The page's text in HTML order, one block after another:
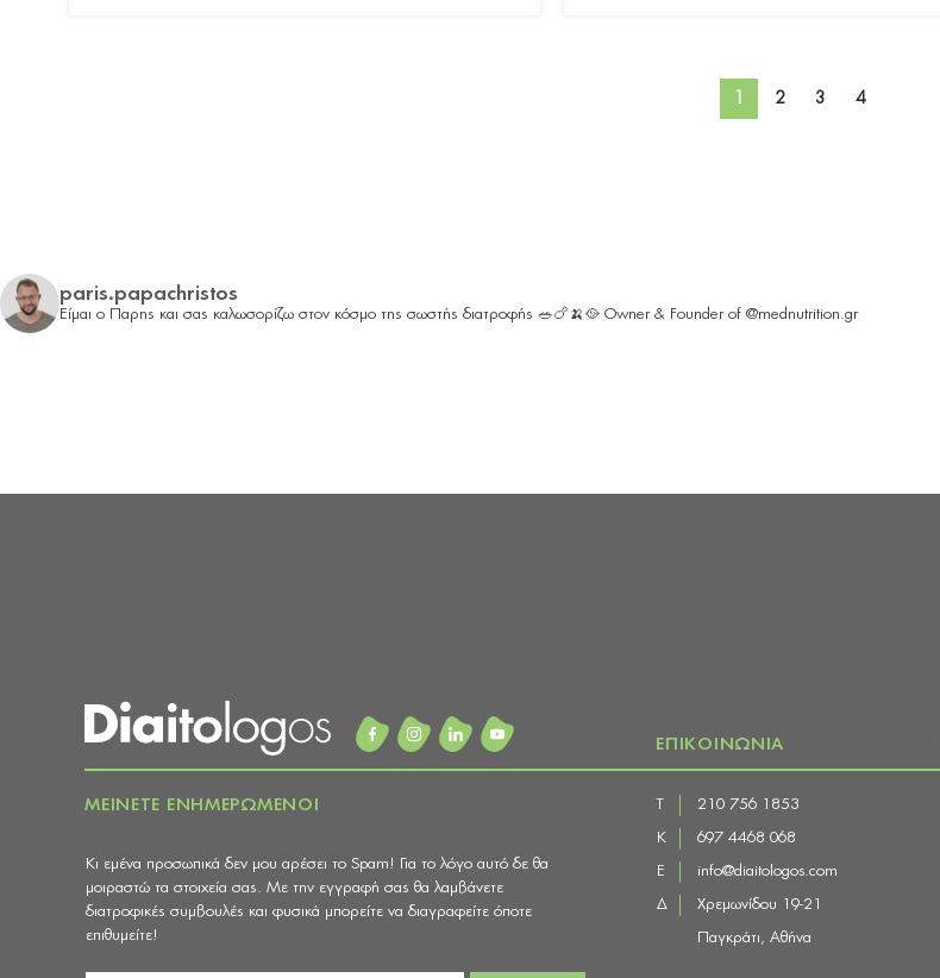
2 3 4
paris.papachristos
Είμαι ο Παρης και σας καλωσορίζω στον κόσμο της σωστής διατροφής 🥗🍗🍌🥘 Owner & Founder of @mednutrition.gr
ΜΕΙΝΕΤΕ ΕΝΗΜΕΡΩΜΕΝΟΙ
Κι εμένα προσωπικά δεν μου αρέσει το Spam! Για το λόγο αυτό δε θα
μοιραστώ τα στοιχεία σας. Με την εγγραφή σας θα λαμβάνετε
διατροφικές συμβουλές και φυσικά μπορείτε να διαγραφείτε όποτε
επιθυμείτε!
ΕΠΙΚΟΙΝΩΝΙΑ
210 756 1853
Κ 697 4468 068
E info@diaitologos.com
Δ Χρεμωνίδου 19-21
Παγκράτι, Αθήνα